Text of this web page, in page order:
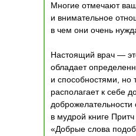
Многие отмечают
и внимательное
в чем они очень
Настоящий врач —
обладает
и способностями, но
располагает к себе
доброжелательности
в мудрой книге
«Добрые слова